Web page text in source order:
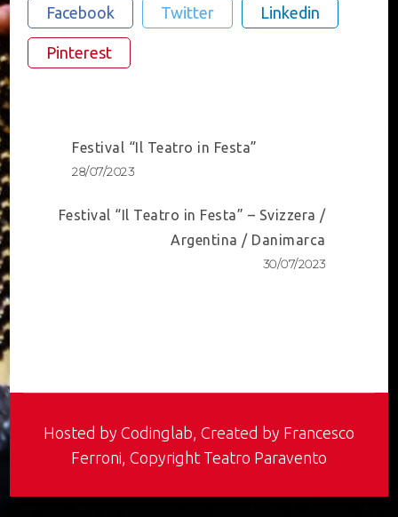
Facebook Twitter Linkedin
Pinterest
Post
Navigation
Festival “Il Teatro in Festa”
28/07/2023
Festival “Il Teatro in Festa” – Svizzera /
Argentina / Danimarca
30/07/2023
Hosted by Codinglab, Created by Francesco
Ferroni, Copyright Teatro Paravento